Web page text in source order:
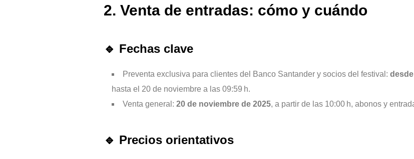
2. Venta de entradas: cómo y cuándo
🔹 Fechas clave
Preventa exclusiva para clientes del Banco Santander y socios del festival:
hasta el 20 de noviembre a las 09:59 h.
Venta general: 20 de noviembre de 2025, a partir de las 10:00 h, abonos y
🔹 Precios orientativos